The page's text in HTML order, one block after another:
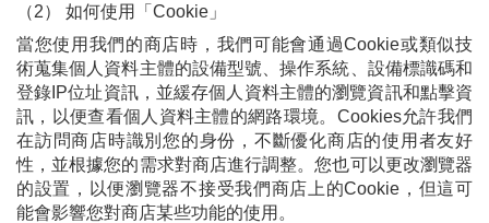
（2） 如何使用「Cookie」
當您使用我們的商店時，我們可能會通過Cookie或類似技
術蒐集個人資料主體的設備型號、操作系統、設備標識碼和
登錄IP位址資訊，並緩存個人資料主體的瀏覽資訊和點擊資
訊，以便查看個人資料主體的網路環境。Cookies允許我們
在訪問商店時識別您的身份，不斷優化商店的使用者友好
性，並根據您的需求對商店進行調整。您也可以更改瀏覽器
的設置，以便瀏覽器不接受我們商店上的Cookie，但這可
能會影響您對商店某些功能的使用。